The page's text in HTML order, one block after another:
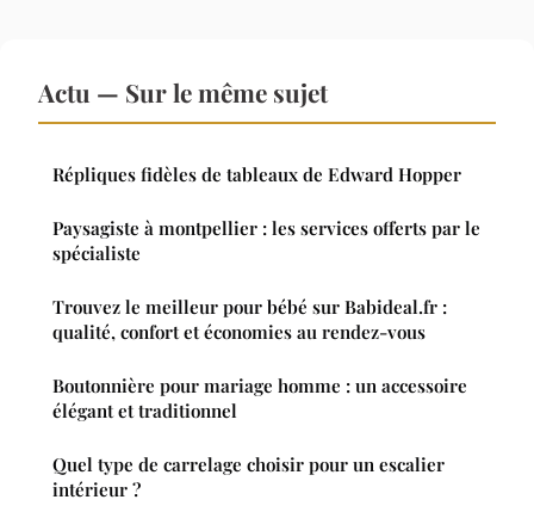
Actu — Sur le même sujet
Répliques fidèles de tableaux de Edward Hopper
Paysagiste à montpellier : les services offerts par le
spécialiste
Trouvez le meilleur pour bébé sur Babideal.fr :
qualité, confort et économies au rendez-vous
Boutonnière pour mariage homme : un accessoire
élégant et traditionnel
Quel type de carrelage choisir pour un escalier
intérieur ?